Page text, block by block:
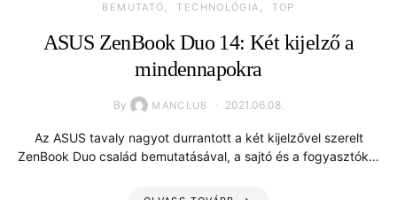
BEMUTATÓ TECHNOLÓGIA TOP
ASUS ZenBook Duo 14: Két kijelző a
mindennapokra
By MANCLUB 2021.06.08.
Az ASUS tavaly nagyot durrantott a két kijelzővel szerelt
ZenBook Duo család bemutatásával, a sajtó és a fogyasztók…